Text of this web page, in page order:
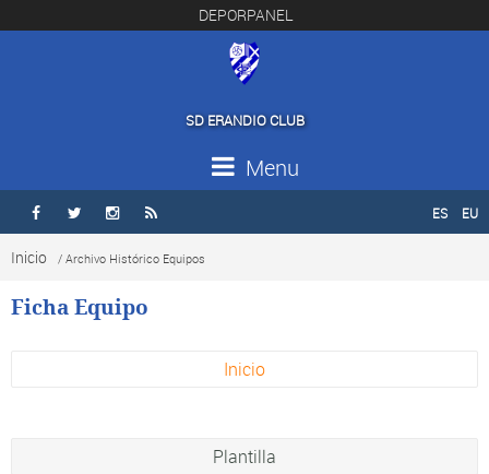
DEPORPANEL
SD ERANDIO CLUB
Menu
    ES EU
Inicio / Archivo Histórico Equipos
Ficha Equipo
Inicio
Plantilla